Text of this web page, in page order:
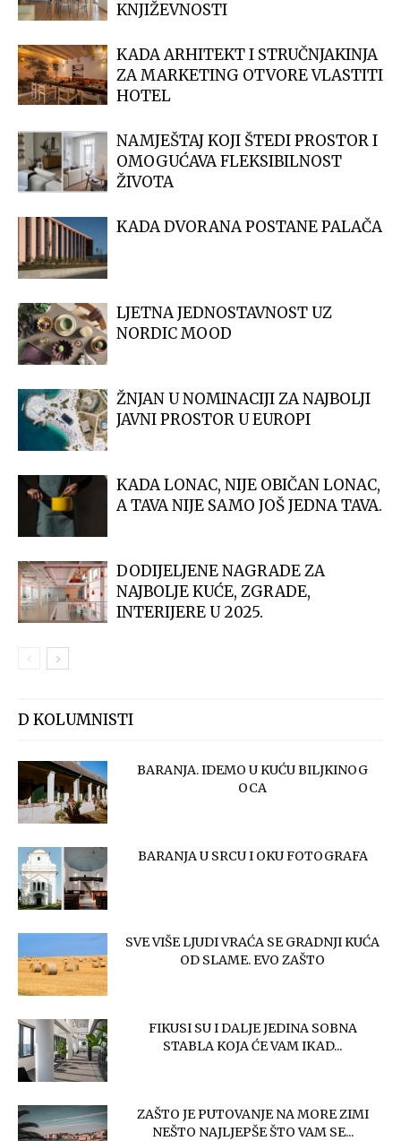
KNJIŽEVNOSTI
KADA ARHITEKT I STRUČNJAKINJA
ZA MARKETING OTVORE VLASTITI
HOTEL
NAMJEŠTAJ KOJI ŠTEDI PROSTOR I
OMOGUĆAVA FLEKSIBILNOST
ŽIVOTA
KADA DVORANA POSTANE PALAČA
LJETNA JEDNOSTAVNOST UZ
NORDIC MOOD
ŽNJAN U NOMINACIJI ZA NAJBOLJI
JAVNI PROSTOR U EUROPI
KADA LONAC, NIJE OBIČAN LONAC,
A TAVA NIJE SAMO JOŠ JEDNA TAVA.
DODIJELJENE NAGRADE ZA
NAJBOLJE KUĆE, ZGRADE,
INTERIJERE U 2025.
D KOLUMNISTI
BARANJA. IDEMO U KUĆU BILJKINOG
OCA
BARANJA U SRCU I OKU FOTOGRAFA
SVE VIŠE LJUDI VRAĆA SE GRADNJI KUĆA
OD SLAME. EVO ZAŠTO
FIKUSI SU I DALJE JEDINA SOBNA
STABLA KOJA ĆE VAM IKAD...
ZAŠTO JE PUTOVANJE NA MORE ZIMI
NEŠTO NAJLJEPŠE ŠTO VAM SE...